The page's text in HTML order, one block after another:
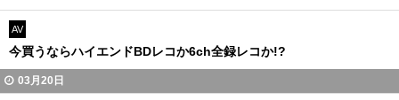
AV
今買うならハイエンドBDレコか6ch全録レコか!?
03月20日